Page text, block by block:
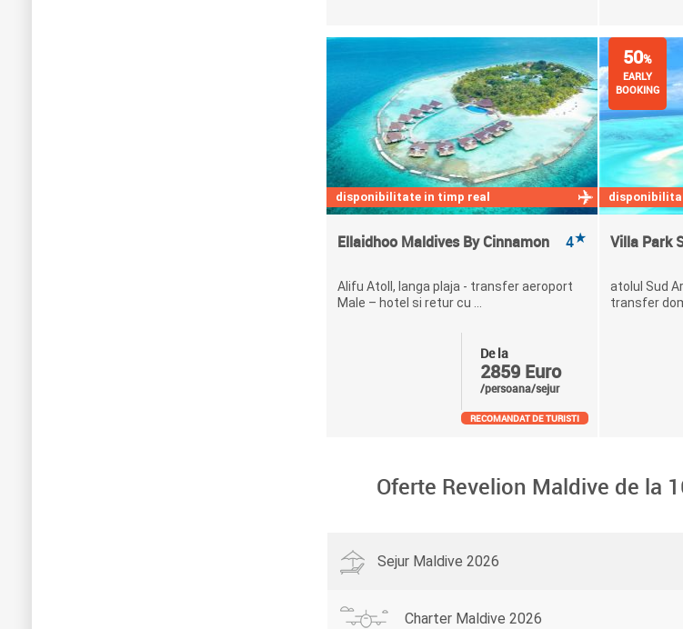
disponibilitate in timp real
Ellaidhoo Maldives By Cinnamon 4★
Alifu Atoll, langa plaja - transfer aeroport
Male – hotel si retur cu ...
De la
2859 Euro
/persoana/sejur
RECOMANDAT DE TURISTI
Villa Park
atolul Sud
transfer
50%
EARLY
BOOKING
Oferte Revelion Maldive de la
Sejur Maldive 2026
Charter Maldive 2026